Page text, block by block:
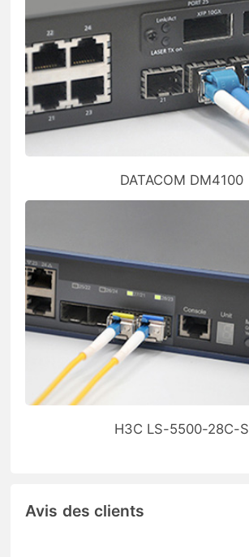
DATACOM DM4100
H3C LS-5500-28C-S
Avis des clients